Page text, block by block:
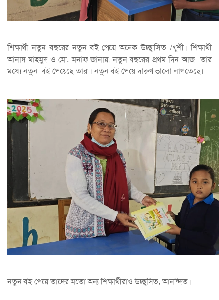
শিক্ষার্থী নতুন বছরের নতুন বই পেয়ে অনেক উচ্ছ্বাসিত /খুশী। শিক্ষার্থী
আনাস মাহমুদ ও মো. মনাফ জানায়, নতুন বছরের প্রথম দিন আজ। তার
মধ্যে নতুন বই পেয়েছে তারা। নতুন বই পেয়ে দারুণ ভালো লাগতেছে।
নতুন বই পেয়ে তাদের মতো অন্য শিক্ষার্থীরাও উচ্ছ্বসিত, আনন্দিত।